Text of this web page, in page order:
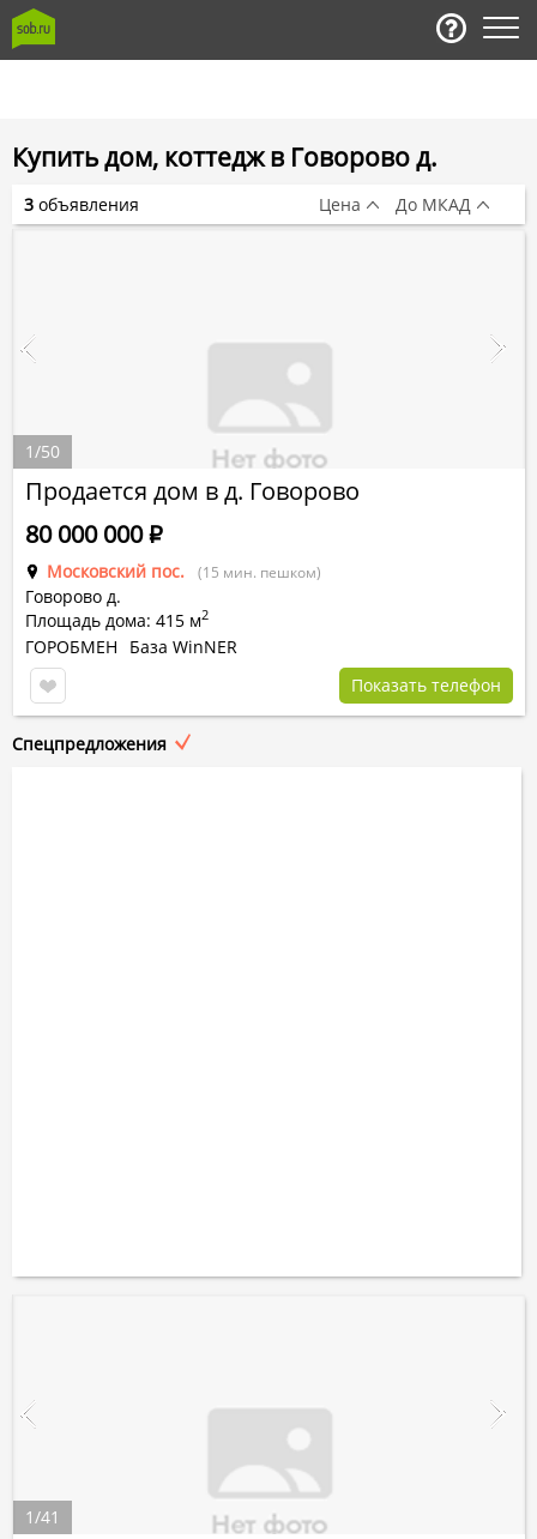
Купить дом, коттедж в Говорово д.
Продается дом в д. Говорово
Московский пос. (15 мин. пешком)
Говорово д.
Площадь дома: 415 м2
80 000 000Р
ГОРОБМЕН
База WinNER
Показать телефон
1/50
Спецпредложения
1/41
3 объявления Цена До МКАД